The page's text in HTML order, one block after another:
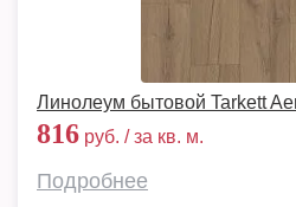
Линолеум бытовой Tarkett
816 руб. / за кв. м.
Подробнее